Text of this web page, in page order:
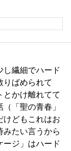
繊細でハード
りばめられて
とかけ離れてて
「聖の青春」
けどもこれはお
みたい言うから
ージ」はハード